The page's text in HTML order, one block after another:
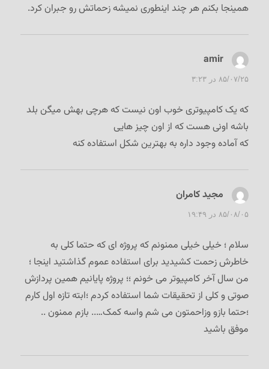
همینجا بکنم هر چند اینطوری نمیشه زحماتش رو جبران کرد.
amir
۸۵/۰۷/۲۵ در ۳:۲۳
که يک کامپيوتری خوب اون نيست که هرچی بهش ميگن بلد
باشه اونی هست که از اون چيز هايی
که آماده وجود داره به بهترين شکل استفاده کنه
مجید کامران
۸۵/۰۸/۰۵ در ۱۹:۴۹
سلام ؛ خیلی خیلی ممنونم که پروژه ای که حتما کلی به
خاطرش زحمت کشیدید برای استفاده عموم گذاشتید اینجا ؛
من سال آخر کامپیوتر می خونم ؛؛ پروژه پایانیم همین پردازش
صوتی و کلی از تحقیقات شما استفاده کردم ؛ابته تازه اول کارم
؛حتما بازو وزاحمتون می شم واسه کمک….. بازم ممنون ..
موفق باشید